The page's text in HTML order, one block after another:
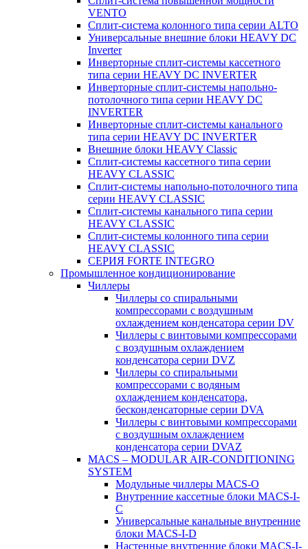
VENTO
Сплит-система колонного типа серии ALTO
Универсальные внешние блоки HEAVY DC
Inverter
Инверторные сплит-системы кассетного
типа серии HEAVY DC INVERTER
Инверторные сплит-системы напольно-
потолочного типа серии HEAVY DC
INVERTER
Инверторные сплит-системы канального
типа серии HEAVY DC INVERTER
Внешние блоки HEAVY Classic
Сплит-системы кассетного типа серии
HEAVY CLASSIC
Сплит-системы напольно-потолочного типа
серии HEAVY CLASSIC
Сплит-системы канального типа серии
HEAVY CLASSIC
Сплит-системы колонного типа серии
HEAVY CLASSIC
СЕРИЯ FORTE INTEGRO
Промышленное кондиционирование
Чиллеры
Чиллеры со спиральными
компрессорами с воздушным
охлаждением конденсатора серии DV
Чиллеры с винтовыми компрессорами
с воздушным охлаждением
конденсатора серии DVZ
Чиллеры со спиральными
компрессорами с водяным
охлаждением конденсатора,
бесконденсаторные серии DVA
Чиллеры с винтовыми компрессорами
с воздушным охлаждением
конденсатора серии DVAZ
MACS – MODULAR AIR-CONDITIONING
SYSTEM
Модульные чиллеры MACS-O
Внутренние кассетные блоки MACS-I-
C
Универсальные канальные внутренние
блоки MACS-I-D
Настенные внутренние блоки MACS-I-